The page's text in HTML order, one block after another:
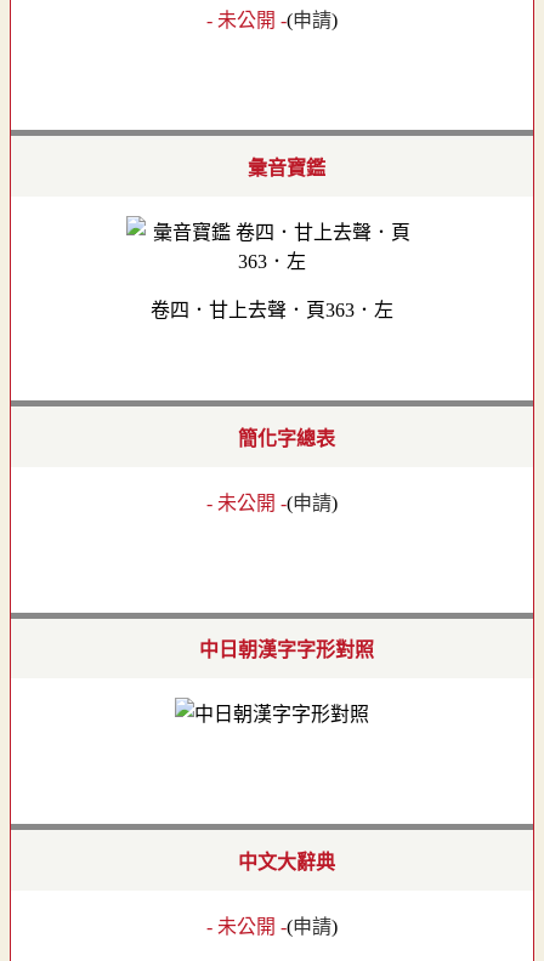
- 未公開 -(申請)
彙音寶鑑
卷四．甘上去聲．頁363．左
簡化字總表
- 未公開 -(申請)
中日朝漢字字形對照
中文大辭典
- 未公開 -(申請)